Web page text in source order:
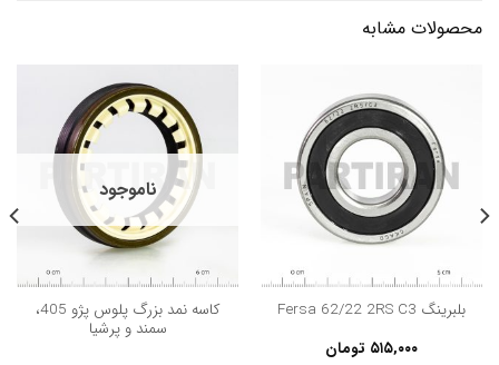
محصولات مشابه
بلبرینگ Fersa 62/22 2RS C3
۵۱۵,۰۰۰ تومان
ناموجود
كاسه نمد بزرگ پلوس پژو 405،
سمند و پرشيا